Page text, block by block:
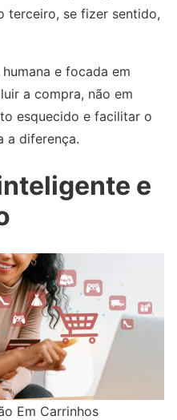
terceiro, se fizer sentido,
e focada em
a compra, não em
esquecido e facilitar o
a diferença.
e
Em Carrinhos